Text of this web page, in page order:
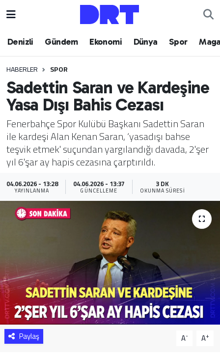
Denizli Gündem Ekonomi Dünya Spor
HABERLER SPOR
Sadettin Saran ve Kardeşine
Yasa Dışı Bahis Cezası
Fenerbahçe Spor Kulübü Başkanı Sadettin Saran
ile kardeşi Alan Kenan Saran, ‘yasadışı bahse
teşvik etmek' suçundan yargılandığı davada, 2'şer
yıl 6'şar ay hapis cezasına çarptırıldı.
04.06.2026 - 13:28
YAYINLANMA
04.06.2026 - 13:37
GÜNCELLEME
3 DK
OKUNMA SÜRESI
Paylaş A- A+
Denizli
Ekonomi
Dünya
Spor
Magazin
Teknoloji
Yaşam
Resmi İlan
Resmi Reklam
Hava Durumu
Puan Durumu ve Fikstür
Tüm Manşetler
Son Dakika Haberleri
Haber Arşivi